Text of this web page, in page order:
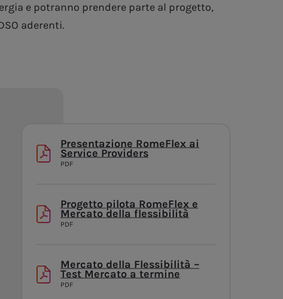
e potranno prendere parte al progetto,
aderenti.
Presentazione RomeFlex ai
Service Providers
PDF
Progetto pilota RomeFlex e
Mercato della flessibilità
PDF
Mercato della Flessibilità –
Test Mercato a termine
PDF